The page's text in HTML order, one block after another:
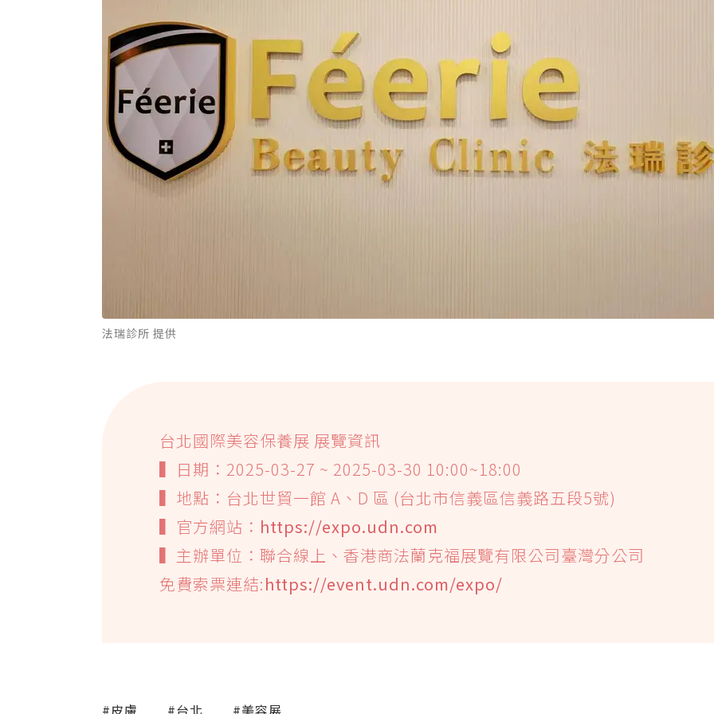
法瑞診所 提供
台北國際美容保養展 展覽資訊
▍日期：2025-03-27 ~ 2025-03-30 10:00~18:00
▍地點：台北世貿一館 A、D 區 (台北市信義區信義路五段5號)
▍官方網站： https://expo.udn.com
▍主辦單位：聯合線上、香港商法蘭克福展覽有限公司臺灣分公司
免費索票連結:https://event.udn.com/expo/
#皮膚 #台北 #美容展